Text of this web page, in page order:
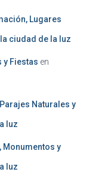
Lugares
ciudad de la luz
y Fiestas en
Naturales y
luz
Monumentos y
luz